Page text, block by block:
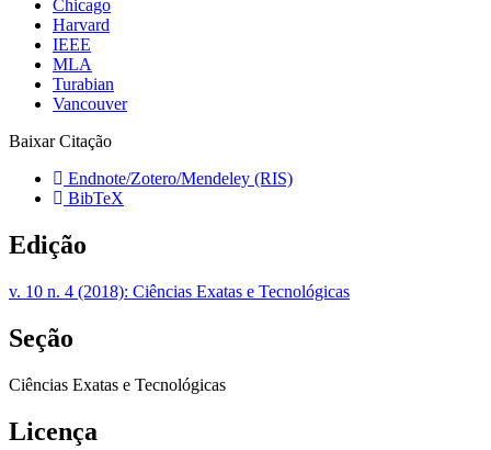
Chicago
Harvard
IEEE
MLA
Turabian
Vancouver
Baixar Citação
Endnote/Zotero/Mendeley (RIS)
BibTeX
Edição
v. 10 n. 4 (2018): Ciências Exatas e Tecnológicas
Seção
Ciências Exatas e Tecnológicas
Licença